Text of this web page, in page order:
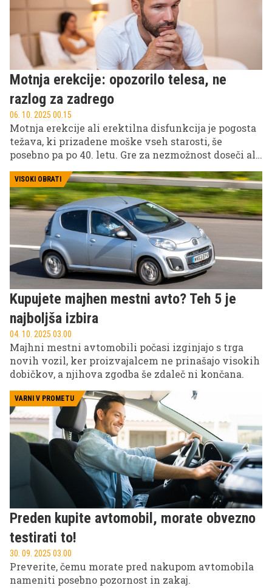
Motnja erekcije: opozorilo telesa, ne
razlog za zadrego
06. 10. 2025 00.15
Motnja erekcije ali erektilna disfunkcija je pogosta
težava, ki prizadene moške vseh starosti, še
posebno pa po 40. letu. Gre za nezmožnost doseči ali
odnos. Čeprav se o tem redko govori, je to pogosto
prvi znak drugih zdravstvenih težav – od bolezni
srca in žilja, sladkorne bolezni in hormonskih
motenj do depresije in nevroloških bolezni.
VISOKI OBRATI
Kupujete majhen mestni avto? Teh 5 je
najboljša izbira
04. 10. 2025 03.00
Majhni mestni avtomobili počasi izginjajo s trga
novih vozil, ker proizvajalcem ne prinašajo visokih
dobičkov, a njihova zgodba še zdaleč ni končana.
VARNI V PROMETU
Preden kupite avtomobil, morate obvezno
testirati to!
30. 09. 2025 03.00
Preverite, čemu morate pred nakupom avtomobila
nameniti posebno pozornost in zakaj.